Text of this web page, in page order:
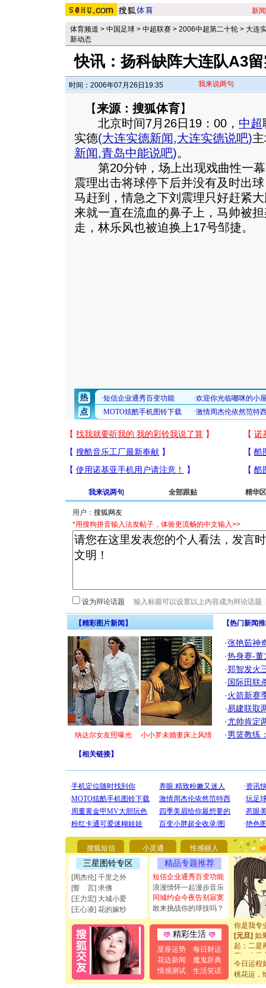
新闻
体育频道 > 中国足球 > 中超联赛 > 2006中超第二十轮 > 大连
新动态
快讯：扬科缺阵大连队A3
时间：2006年07月26日19:35 我来说两句
【来源：搜狐体育】
北京时间7月26日19：00， 中超
实德(大连实德新闻,大连实德说吧)
新闻,青岛中能说吧)。
第20分钟，场上出现戏曲性一幕
震理出击将球停下后并没有及时出
马赶到，情急之下刘震理只好赶紧
来就一直在流血的鼻子上，马帅被
走，林乐风也被迫换上17号邹捷。
我来说两句 全部跟贴 精华区
用户：
*用搜狗拼音输入法发帖子，体验更流畅的中文输入>>
设为辩论话题
【精彩图片新闻】
纳达尔女友照曝光 小小罗未婚妻床上风情
【热门新闻
·张艳茹神
·热身赛-董
·郑智发火
·国际田联
·火箭新赛
·易建联取
·尤帅肯定
·男篮教练
【相关链接】
搜狐短信 小灵通 性感丽人
三星图铃专区
[周杰伦] 千里之外
[誓 言] 求佛
[王力宏] 大城小爱
[王心凌] 花的嫁纱
精品专题推荐
短信企业通秀百变功能
浪漫情怀一起漫步音乐
同城约会今夜告别寂寞
敢来挑战你的球技吗？
精彩生活
星座运势
每日财运
花边新闻
魔鬼辞典
情感测试
生活笑话
[圣诞节]
要平安！
[圣诞节]
能正大光
都要快乐
[圣诞节]
如意,快
[元旦]看
断电。爱
你是我专
[元旦] 如
起；二是
离。水晶
[元旦]当
泣，这痛
卖了。水
今日运程
桃花运，